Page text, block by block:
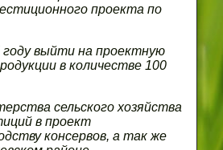
проекта по
выйти на проектную
в количестве 100
сельского хозяйства
в проект
консервов, а так же